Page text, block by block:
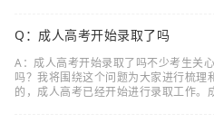
Q：成人高考开始录取了吗
A：成人高考开始录取了吗不少考生关
吗？我将围绕这个问题为大家进行梳
的，成人高考已经开始进行录取工作。